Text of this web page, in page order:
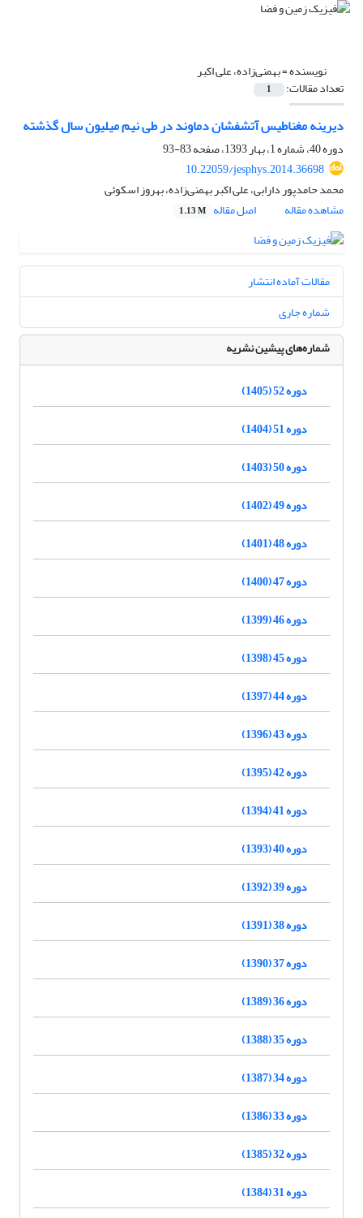
نویسنده =بهمنی‌زاده، علی اکبر
تعداد مقالات: 1
دیرینه مغناطیس آتشفشان دماوند در طی نیم میلیون سال گذشته
دوره 40، شماره 1، بهار 1393، صفحه
83-93
10.22059/jesphys.2014.36698
محمد حامدپور دارابی، علی اکبر بهمنی‌زاده، بهروز اسکوئی
مشاهده مقاله
اصل مقاله 1.13 M
مقالات آماده انتشار
شماره جاری
شماره‌های پیشین نشریه
دوره 52 (1405)
دوره 51 (1404)
دوره 50 (1403)
دوره 49 (1402)
دوره 48 (1401)
دوره 47 (1400)
دوره 46 (1399)
دوره 45 (1398)
دوره 44 (1397)
دوره 43 (1396)
دوره 42 (1395)
دوره 41 (1394)
دوره 40 (1393)
دوره 39 (1392)
دوره 38 (1391)
دوره 37 (1390)
دوره 36 (1389)
دوره 35 (1388)
دوره 34 (1387)
دوره 33 (1386)
دوره 32 (1385)
دوره 31 (1384)